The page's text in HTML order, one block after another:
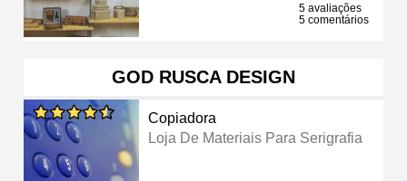
5 avaliações
5 comentários
GOD RUSCA DESIGN
Copiadora
Loja De Materiais Para Serigrafia